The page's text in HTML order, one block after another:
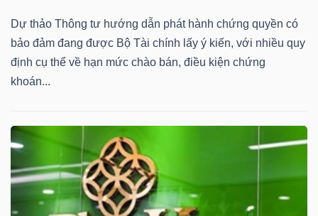
Dự thảo Thông tư hướng dẫn phát hành chứng quyền có
bảo đảm đang được Bộ Tài chính lấy ý kiến, với nhiều quy
định cụ thể về hạn mức chào bán, điều kiện chứng
khoán...
DỊCH
THÔNG